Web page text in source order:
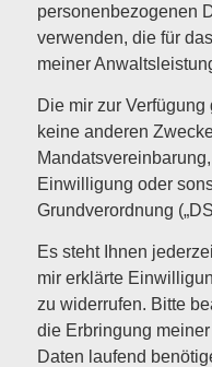
personenbezogenen
verwenden, die für
meiner
Die mir zur
keine anderen
Einwilligung oder
Grundverordnung
Es steht Ihnen
mir erklärte
zu widerrufen. Bitte
die Erbringung
Daten laufend